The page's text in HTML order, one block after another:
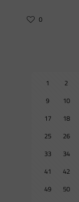
0
1 2
9
10
17
18
25
26
33
34
41
42
49
50